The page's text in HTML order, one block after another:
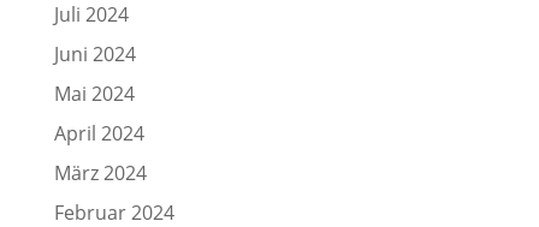
Juli 2024
Juni 2024
Mai 2024
April 2024
März 2024
Februar 2024